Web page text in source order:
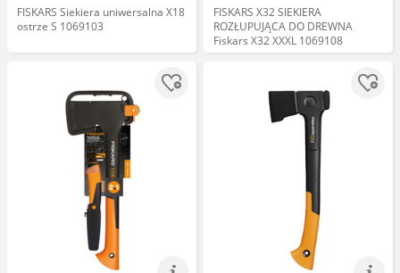
FISKARS Siekiera uniwersalna X18
ostrze S 1069103
FISKARS X32 SIEKIERA
ROZŁUPUJĄCA DO DREWNA
Fiskars X32 XXXL 1069108